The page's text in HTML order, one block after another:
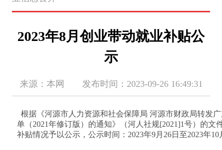
2023年8月创业带动就业补贴公
示
来源：本网 发布时间：2023-09-26 16:49:31
根据《河源市人力资源和社会保障局 河源市财政局转发
单（2021年修订版）的通知》（河人社规[2021]1号）的文
补贴情况予以公示，公示时间：2023年9月26日至2023年